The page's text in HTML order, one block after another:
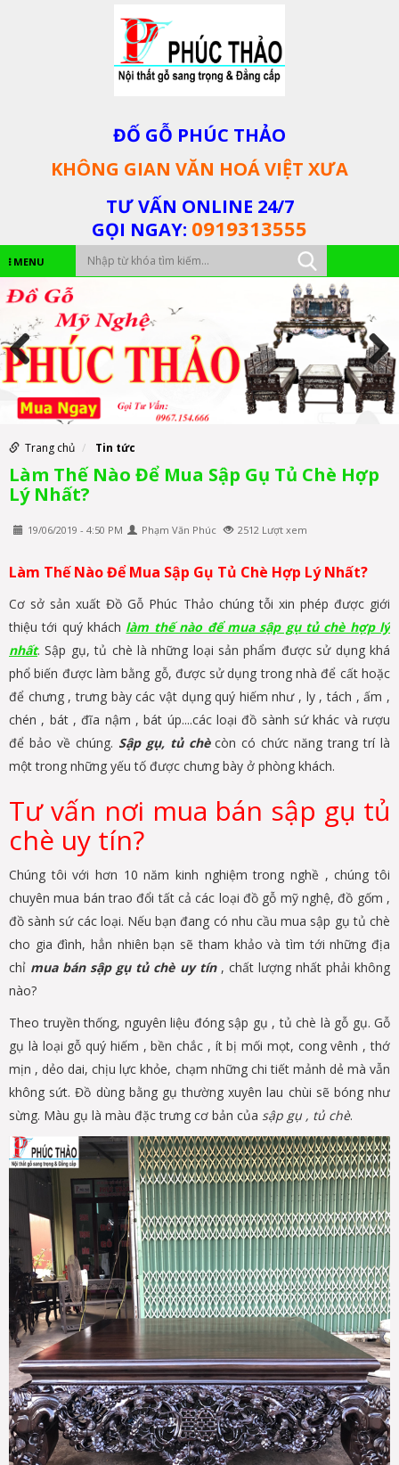
ĐỐ GỖ PHÚC THẢO
KHÔNG GIAN VĂN HOÁ VIỆT XƯA
TƯ VẤN ONLINE 24/7
GỌI NGAY: 0919313555
MENU
Trang chủ Tin tức
Làm Thế Nào Để Mua Sập Gụ Tủ Chè Hợp
Lý Nhất?
19/06/2019 - 4:50 PM Phạm Văn Phúc 2512 Lượt xem
Làm Thế Nào Để Mua Sập Gụ Tủ Chè Hợp Lý Nhất?
Cơ sở sản xuất Đồ Gỗ Phúc Thảo chúng tỗi xin phép được giới
thiệu tới quý khách làm thế nào để mua sập gụ tủ chè hợp lý
nhất. Sập gụ, tủ chè là những loại sản phẩm được sử dụng khá
phổ biến được làm bằng gỗ, được sử dụng trong nhà để cất hoặc
để chưng , trưng bày các vật dụng quý hiếm như , ly , tách , ấm ,
chén , bát , đĩa nậm , bát úp....các loại đồ sành sứ khác và rượu
để bảo về chúng. Sập gụ, tủ chècòn có chức năng trang trí là
một trong những yếu tố được chưng bày ở phòng khách.
Tư vấn nơi mua bán sập gụ tủ
chè uy tín?
Chúng tôi với hơn 10 năm kinh nghiệm trong nghề , chúng tôi
chuyên mua bán trao đổi tất cả các loại đồ gỗ mỹ nghệ, đồ gốm ,
đồ sành sứ các loại. Nếu bạn đang có nhu cầu mua sập gụ tủ chè
cho gia đình, hẳn nhiên bạn sẽ tham khảo và tìm tới những địa
chỉ mua bán sập gụ tủ chè uy tín , chất lượng nhất phải không
nào?
Theo truyền thống, nguyên liệu đóng sập gụ , tủ chè là gỗ gụ. Gỗ
gụ là loại gỗ quý hiếm , bền chắc , ít bị mối mọt, cong vênh , thớ
mịn , dẻo dai, chịu lực khỏe, chạm những chi tiết mảnh dẻ mà vẫn
không sứt. Đồ dùng bằng gụ thường xuyên lau chùi sẽ bóng như
sừng. Màu gụ là màu đặc trưng cơ bản của sập gụ , tủ chè.